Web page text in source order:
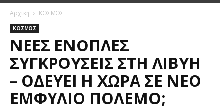
Αρχική ΚΟΣΜΟΣ
ΚΟΣΜΟΣ
ΝΈΕΣ ΈΝΟΠΛΕΣ
ΣΥΓΚΡΟΎΣΕΙΣ ΣΤΗ ΛΙΒΎΗ
– ΟΔΕΎΕΙ Η ΧΏΡΑ ΣΕ ΝΈΟ
ΕΜΦΎΛΙΟ ΠΌΛΕΜΟ;